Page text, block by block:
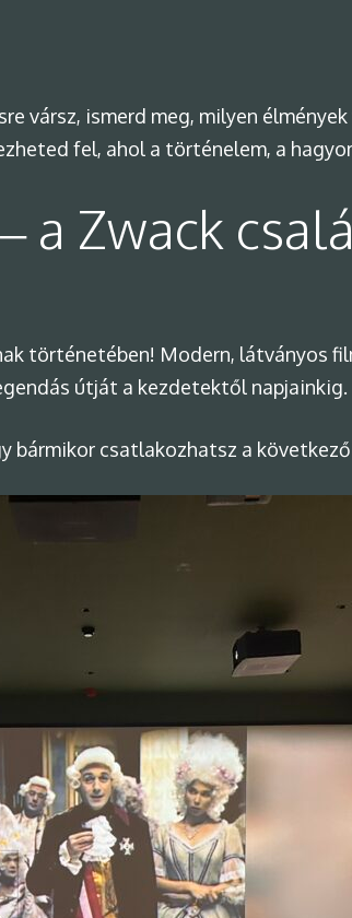
vársz, ismerd meg, milyen
fel, ahol a történelem, a
a Zwack
történetében! Modern, látványos
útját a kezdetektől napjainkig.
csatlakozhatsz a